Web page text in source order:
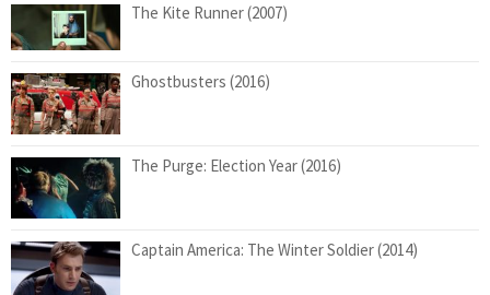
The Kite Runner (2007)
Ghostbusters (2016)
The Purge: Election Year (2016)
Captain America: The Winter Soldier (2014)